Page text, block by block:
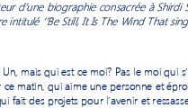
d’une biographie consacrée à Shirdi
intitulé ‘’Be Still, It Is The Wind That
mais qui est ce moi? Pas le moi qui
ce matin, qui aime une personne et
fait des projets pour l’avenir et r